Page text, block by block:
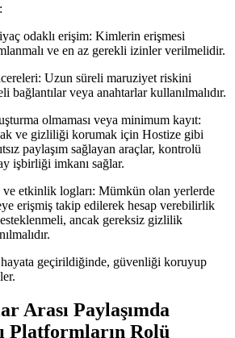
odaklı erişim: Kimlerin erişmesi
ve en az gerekli izinler verilmelidir.
Uzun süreli maruziyet riskini
bağlantılar veya anahtarlar kullanılmalıdır.
olmaması veya minimum kayıt:
ve gizliliği korumak için Hostize gibi
paylaşım sağlayan araçlar, kontrolü
işbirliği imkanı sağlar.
ve etkinlik logları: Mümkün olan yerlerde
erişmiş takip edilerek hesap verebilirlik
ancak gereksiz gizlilik
geçirildiğinde, güvenliği koruyup
Arası Paylaşımda
Platformların Rolü